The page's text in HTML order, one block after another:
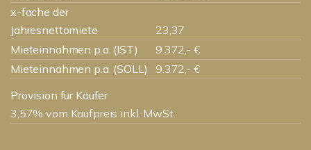
x-fache der
Jahresnettomiete
23,37
Mieteinnahmen p.a. (IST)
9.372,- €
Mieteinnahmen p.a. (SOLL)
9.372,- €
Provision für Käufer
3,57% vom Kaufpreis inkl. MwSt.